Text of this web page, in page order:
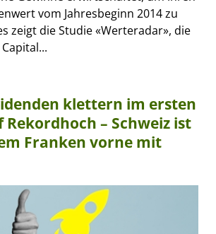
vom Jahresbeginn 2014 zu
zeigt die Studie «Werteradar», die
klettern im ersten
– Schweiz ist
Franken vorne mit